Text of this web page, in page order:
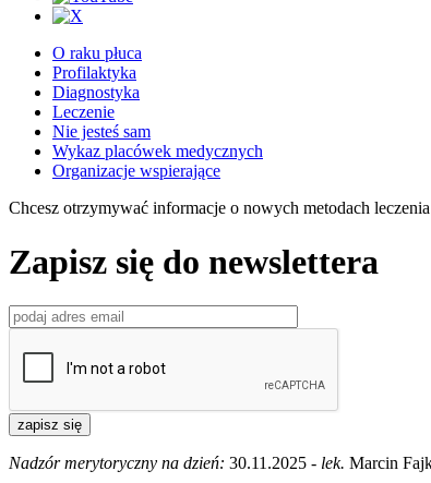
O raku płuca
Profilaktyka
Diagnostyka
Leczenie
Nie jesteś sam
Wykaz placówek medycznych
Organizacje wspierające
Chcesz otrzymywać informacje o nowych metodach leczenia
Zapisz się do newslettera
zapisz się
Nadzór merytoryczny na dzień: 30.11.2025 - lek. Marcin